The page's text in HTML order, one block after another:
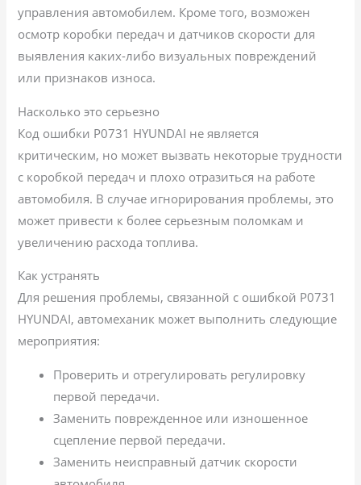
управления автомобилем. Кроме того, возможен
осмотр коробки передач и датчиков скорости для
выявления каких-либо визуальных повреждений
или признаков износа.
Насколько это серьезно
Код ошибки P0731 HYUNDAI не является
критическим, но может вызвать некоторые трудности
с коробкой передач и плохо отразиться на работе
автомобиля. В случае игнорирования проблемы, это
может привести к более серьезным поломкам и
увеличению расхода топлива.
Как устранять
Для решения проблемы, связанной с ошибкой P0731
HYUNDAI, автомеханик может выполнить следующие
мероприятия:
Проверить и отрегулировать регулировку
первой передачи.
Заменить поврежденное или изношенное
сцепление первой передачи.
Заменить неисправный датчик скорости